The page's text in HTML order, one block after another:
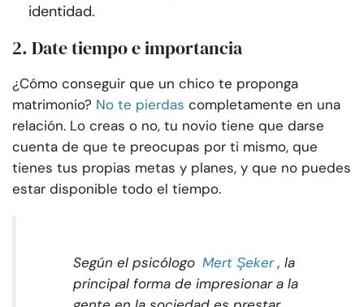
identidad.
2. Date tiempo e importancia
¿Cómo conseguir que un chico te proponga
matrimonio? No te pierdas completamente en una
relación. Lo creas o no, tu novio tiene que darse
cuenta de que te preocupas por ti mismo, que
tienes tus propias metas y planes, y que no puedes
estar disponible todo el tiempo.
Según el psicólogo Mert Şeker , la
principal forma de impresionar a la